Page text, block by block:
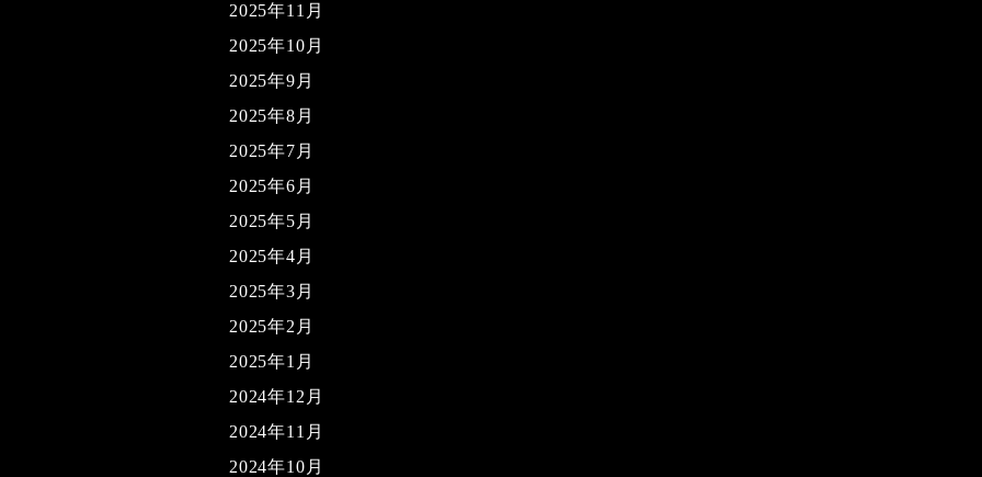
2025年11月
2025年10月
2025年9月
2025年8月
2025年7月
2025年6月
2025年5月
2025年4月
2025年3月
2025年2月
2025年1月
2024年12月
2024年11月
2024年10月